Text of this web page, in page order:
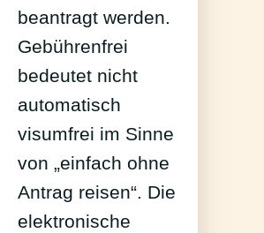
beantragt werden.
Gebührenfrei
bedeutet nicht
automatisch
visumfrei im Sinne
von „einfach ohne
Antrag reisen“. Die
elektronische